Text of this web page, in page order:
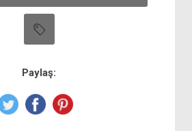
Paylaş: